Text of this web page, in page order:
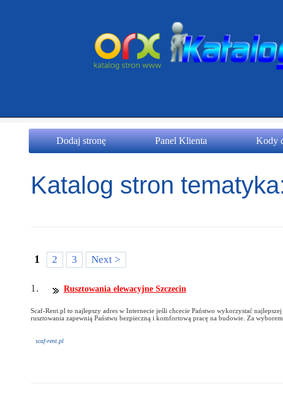
Dodaj stronę Panel Klienta Kody
Katalog stron
1 2 3 Next >
1. Rusztowania elewacyjne Szczecin
Scaf-Rent.pl to najlepszy adres w Internecie jeśli chcecie Państwo wykorzystać
rusztowania zapewnią Państwu bezpieczną i komfortową pracę na budowie. Za
scaf-rent.pl